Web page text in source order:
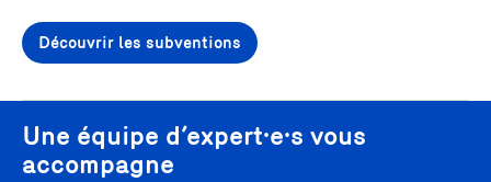
Découvrir les subventions
Une équipe d’expert·e·s vous
accompagne